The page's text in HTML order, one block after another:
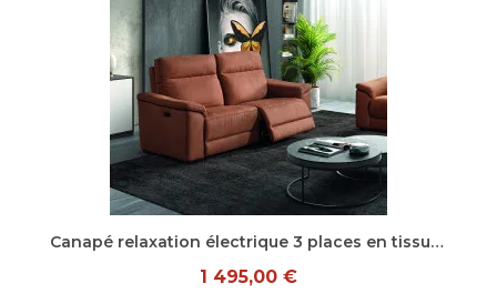
Aperçu rapide Canapé relaxation électrique 3 places en tissu Mary
1 495,00 €